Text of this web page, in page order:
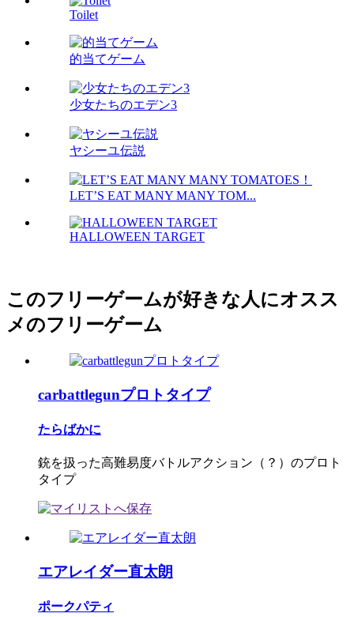
Toilet
的当てゲーム
少女たちのエデン3
ヤシーユ伝説
LET’S EAT MANY MANY TOM...
HALLOWEEN TARGET
このフリーゲームが好きな人にオスス
メのフリーゲーム
carbattlegunプロトタイプ
たらばかに
銃を扱った高難易度バトルアクション（？）のプロト
タイプ
エアレイダー直太朗
ポークパティ